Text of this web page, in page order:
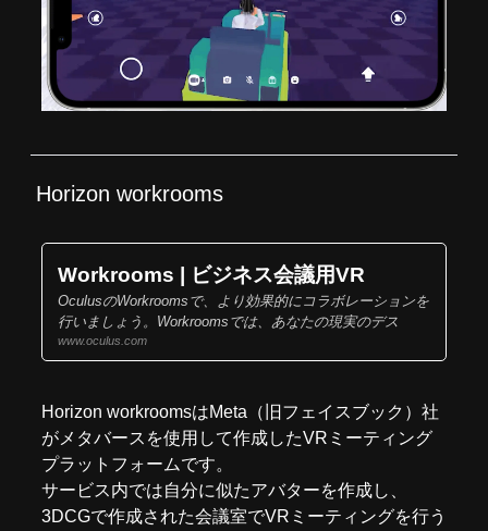
Horizon workrooms
Workrooms | ビジネス会議用VR
OculusのWorkroomsで、より効果的にコラボレーションを
行いましょう。Workroomsでは、あなたの現実のデス
www.oculus.com
Horizon workroomsはMeta（旧フェイスブック）社
がメタバースを使用して作成したVRミーティング
プラットフォームです。
サービス内では自分に似たアバターを作成し、
3DCGで作成された会議室でVRミーティングを行う